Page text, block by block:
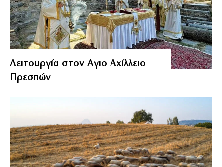
Λειτουργία στον Αγιο Αχίλλειο
Πρεσπών